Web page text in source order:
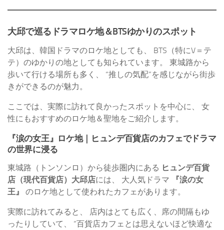
大邱で巡るドラマロケ地＆BTSゆかりのスポット
大邱は、韓国ドラマのロケ地としても、 BTS（特にV＝テ
テ）のゆかりの地としても知られています。 東城路から
歩いて行ける場所も多く、 “推しの気配”を感じながら街歩
きができるのが魅力。
ここでは、実際に訪れて良かったスポットを中心に、 女
性にもおすすめのロケ地＆聖地をご紹介します。
『涙の女王』ロケ地｜ヒュンデ百貨店のカフェでドラマ
の世界に浸る
東城路（トンソンロ）から徒歩圏内にある ヒュンデ百貨
店（現代百貨店）大邱店には、 大人気ドラマ
『涙の女
王』
のロケ地として使われたカフェがあります。
実際に訪れてみると、 店内はとても広く、席の間隔もゆ
ったりしていて、 “百貨店カフェとは思えないほど快適な